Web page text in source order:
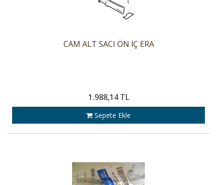
CAM ALT SACI ÖN İÇ ERA
1.988,14 TL
Sepete Ekle